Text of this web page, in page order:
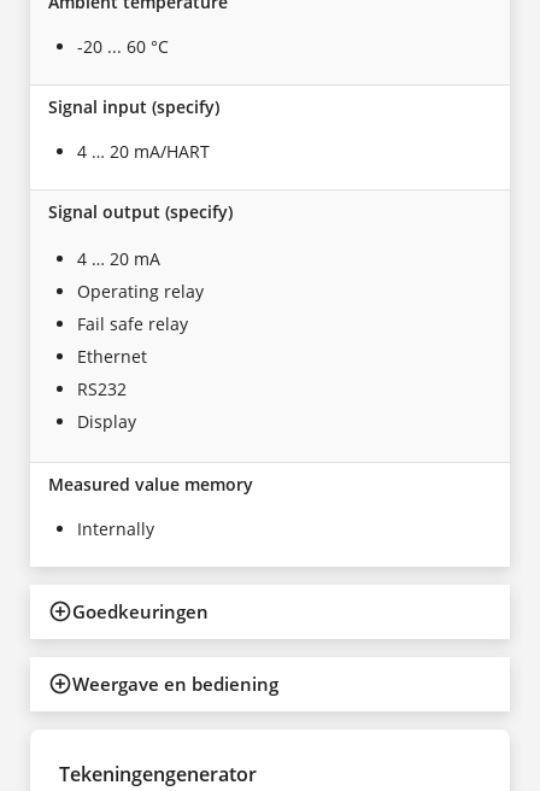
-20 ... 60 °C
Signal input (specify)
4 … 20 mA/HART
Signal output (specify)
4 … 20 mA
Operating relay
Fail safe relay
Ethernet
RS232
Display
Measured value memory
Internally
Goedkeuringen
Weergave en bediening
Tekeningengenerator